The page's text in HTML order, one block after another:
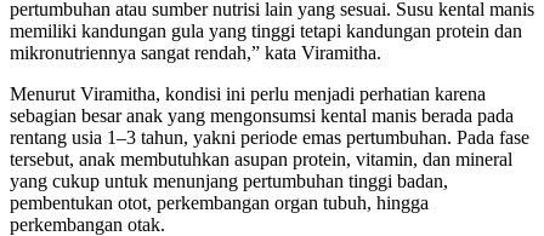
pertumbuhan atau sumber nutrisi lain yang sesuai. Susu kental manis
memiliki kandungan gula yang tinggi tetapi kandungan protein dan
mikronutriennya sangat rendah,” kata Viramitha.
Menurut Viramitha, kondisi ini perlu menjadi perhatian karena
sebagian besar anak yang mengonsumsi kental manis berada pada
rentang usia 1–3 tahun, yakni periode emas pertumbuhan. Pada fase
tersebut, anak membutuhkan asupan protein, vitamin, dan mineral
yang cukup untuk menunjang pertumbuhan tinggi badan,
pembentukan otot, perkembangan organ tubuh, hingga
perkembangan otak.